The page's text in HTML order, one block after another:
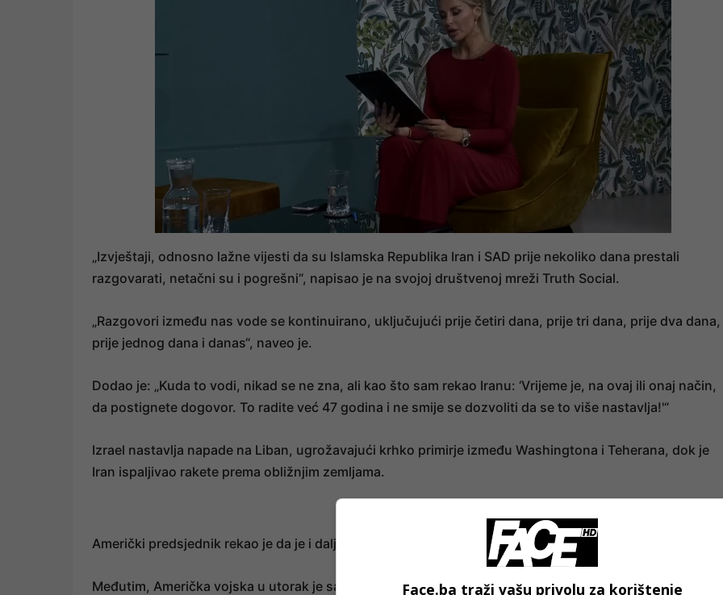
„Izvještaji, odnosno lažne vijesti da su Islamska Republika Iran i SAD prije nekoliko dana prestali
razgovarati, netačni su i pogrešni“, napisao je na svojoj društvenoj mreži Truth Social.
„Razgovori između nas vode se kontinuirano, uključujući prije četiri dana, prije tri dana, prije dva dana,
prije jednog dana i danas“, naveo je.
Dodao je: „Kuda to vodi, nikad se ne zna, ali kao što sam rekao Iranu: ‘Vrijeme je, na ovaj ili onaj način,
da postignete dogovor. To radite već 47 godina i ne smije se dozvoliti da se to više nastavlja!'“
Izrael nastavlja napade na Liban, ugrožavajući krhko primirje između Washingtona i Teherana, dok je
Iran ispaljivao rakete prema obližnjim zemljama.
Američki predsjednik rekao je da je i dalje optimističan kada je riječ o postizanju dogovora.
Međutim, Američka vojska u utorak je saopćila da je „uspješno odbila“ niz iranskih napada raketama i
Face.ba traži vašu privolu za korištenje